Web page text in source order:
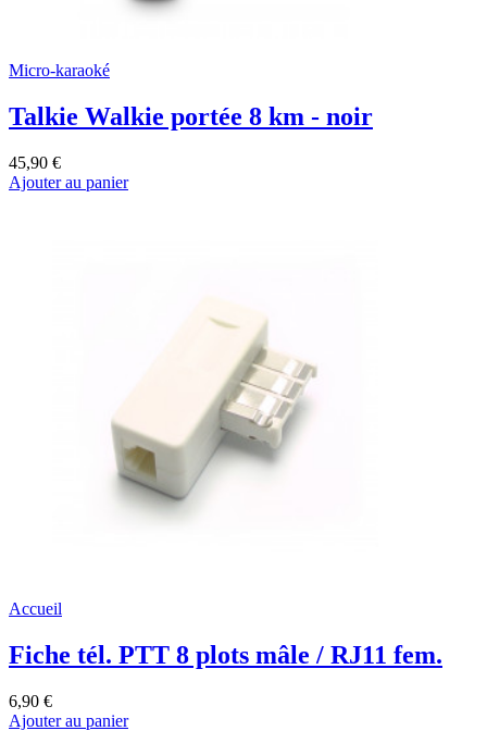
Micro-karaoké
Talkie Walkie portée 8 km - noir
45,90 €
Ajouter au panier
Accueil
Fiche tél. PTT 8 plots mâle / RJ11 fem.
6,90 €
Ajouter au panier